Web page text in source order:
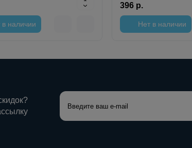
в наличии
396 р.
Нет в наличии